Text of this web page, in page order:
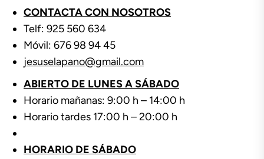
CONTACTA CON NOSOTROS
Telf: 925 560 634
Móvil: 676 98 94 45
jesuselapano@gmail.com
ABIERTO DE LUNES A SÁBADO
Horario mañanas: 9:00 h – 14:00 h
Horario tardes 17:00 h – 20:00 h
HORARIO DE SÁBADO